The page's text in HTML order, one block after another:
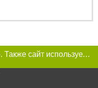
Этот сайт использует «cookies». Также сайт использует интернет-сервис для сбора технических данных касательно посетителей с целью получения маркетинговой и статистической информации. Условия обработки данных посетителей сайта см.